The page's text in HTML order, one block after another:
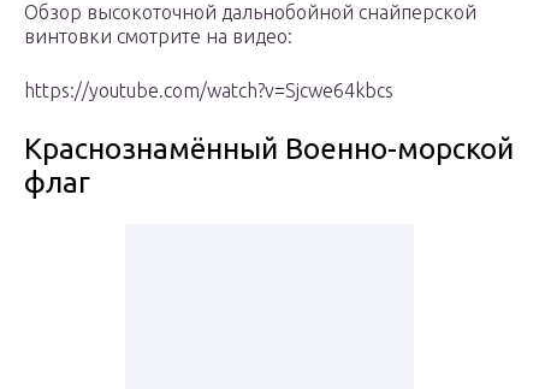
Обзор высокоточной дальнобойной снайперской
винтовки смотрите на видео:
https://youtube.com/watch?v=Sjcwe64kbcs
Краснознамённый Военно-морской
флаг